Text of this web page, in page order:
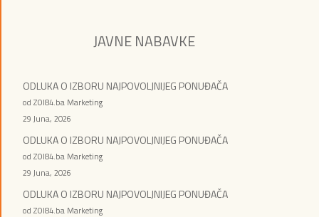
JAVNE NABAVKE
ODLUKA O IZBORU NAJPOVOLJNIJEG PONUĐAČA
od ZOI84.ba Marketing
29 Juna, 2026
ODLUKA O IZBORU NAJPOVOLJNIJEG PONUĐAČA
od ZOI84.ba Marketing
29 Juna, 2026
ODLUKA O IZBORU NAJPOVOLJNIJEG PONUĐAČA
od ZOI84.ba Marketing